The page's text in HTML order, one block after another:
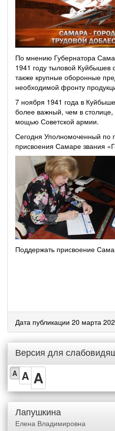
По мнению Губернатора
1941 году тыловой Куйбышев
также крупные оборонные
необходимой фронту
7 ноября 1941 года в
более важный, чем в
мощью Советской армии.
Сегодня Уполномоченный по
присвоения Самаре звания
Поддержать присвоение
Дата публикации 20 марта
Версия для
A A A
Лапушкина
Елена Владимировна